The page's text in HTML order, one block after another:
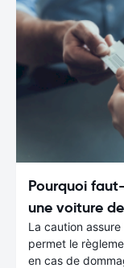
Pourquoi
une voiture
La caution
permet le
en cas de